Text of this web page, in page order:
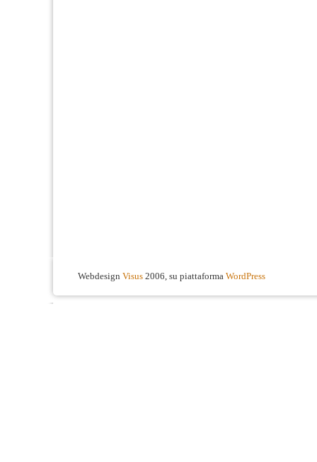
Webdesign Visus 2006, su piattaforma WordPress